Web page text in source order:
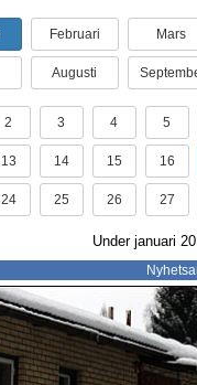
Februari Mars
Augusti
2 3 4 5
13 14 15 16
24 25 26 27
Under januari